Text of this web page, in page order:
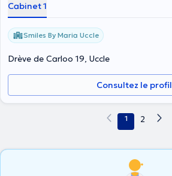
Cabinet 1
Smiles By Maria Uccle
Drève de Carloo 19, Uccle
Consultez le profil
1 2